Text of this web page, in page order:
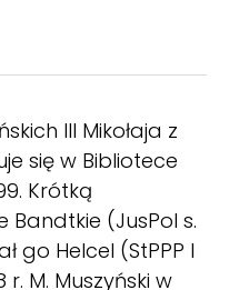
III Mikołaja z
się w Bibliotece
Krótką
(JusPol s.
go Helcel (StPPP I
r. M. Muszyński w